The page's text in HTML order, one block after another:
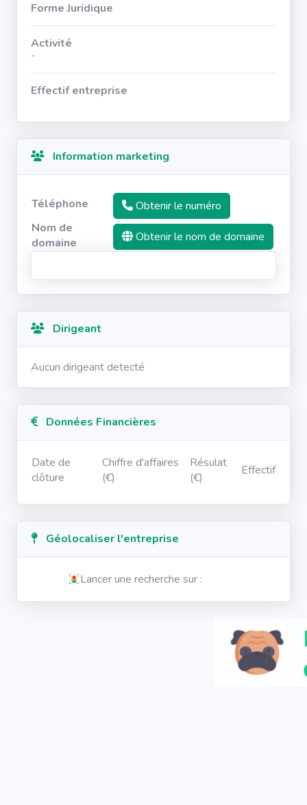
Forme Juridique
Activité
-
Effectif entreprise
Information marketing
Téléphone
Obtenir le numéro
Nom de
domaine
Obtenir le nom de domaine
Dirigeant
Aucun dirigeant detecté
Données Financières
Date de
clôture
Chiffre d'affaires
(€)
Résulat
(€)
Effectif
Géolocaliser l'entreprise
Lancer une recherche sur :